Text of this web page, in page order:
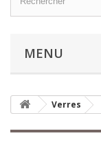
MENU
Verres